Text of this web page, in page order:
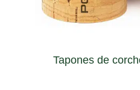
Tapones de